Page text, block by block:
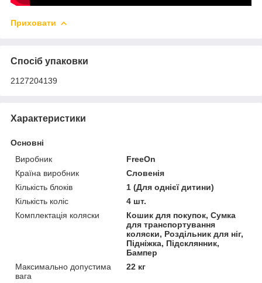
Приховати
Спосіб упаковки
2127204139
Характеристики
Основні
Виробник
FreeOn
Країна виробник
Словенія
Кількість блоків
1 (Для однієї дитини)
Кількість коліс
4 шт.
Комплектація коляски
Кошик для покупок, Сумка
для транспортування
коляски, Роздільник для ніг,
Підніжка, Підсклянник,
Бампер
Максимально допустима
вага
22 кг